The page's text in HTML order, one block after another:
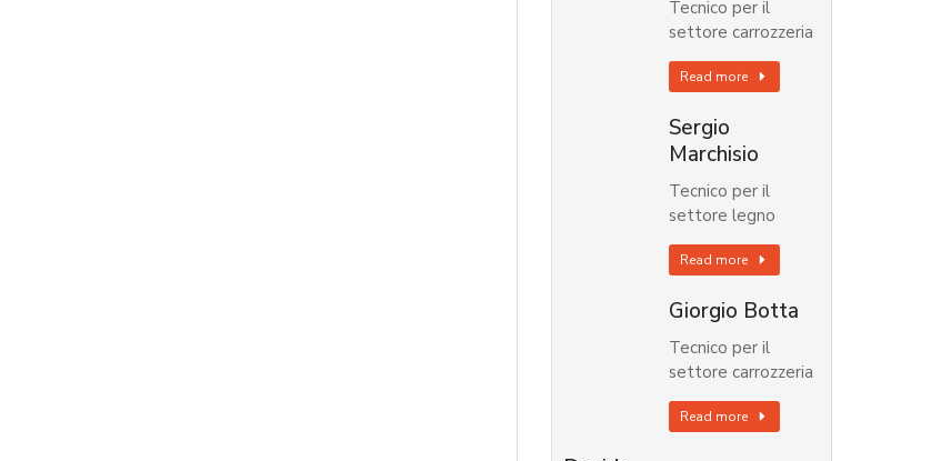
Tecnico per il
settore carrozzeria
Read more
Sergio
Marchisio
Tecnico per il
settore legno
Read more
Giorgio Botta
Tecnico per il
settore carrozzeria
Read more